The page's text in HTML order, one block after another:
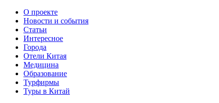
О проекте
Новости и события
Статьи
Интересное
Города
Отели Китая
Медицина
Образование
Турфирмы
Туры в Китай